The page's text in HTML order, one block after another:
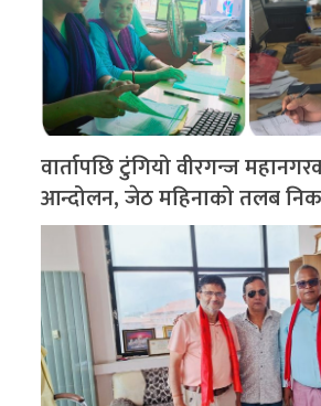
वार्तापछि टुंगियो वीरगन्ज
आन्दोलन, जेठ महिनाको तलब